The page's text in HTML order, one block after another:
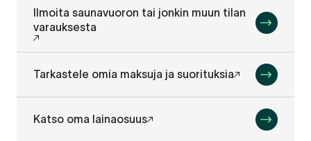
Ilmoita saunavuoron tai jonkin muun tilan
varauksesta
Tarkastele omia maksuja ja suorituksia
Katso oma lainaosuus